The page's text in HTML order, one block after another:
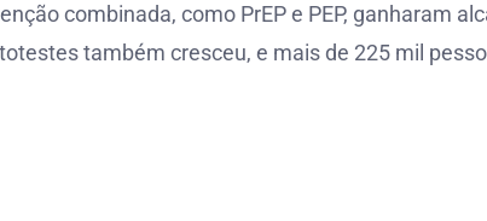
combinada, como PrEP e PEP, ganharam
também cresceu, e mais de 225 mil